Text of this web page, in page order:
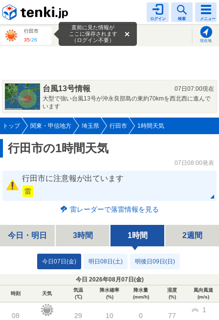
ログイン 検索 メニュー
行田市
35/26 現在地
直前に見た情報が
ここに保存されます
（ログイン不要）
台風13号情報
07日07:00現在
大型で強い台風13号が沖永良部島の東約70kmを西北西に進んで
います
トップ 関東・甲信地方 埼玉県 行田市 1時間天気
行田市の1時間天気
07日08:00発表
行田市に注意報が出ています
雷
雷レーダーで落雷情報を見る
今日・明日 3時間 1時間 2週間
今日07日(金) 明日08日(土) 明後日09日(日)
今日 2026年08月07日(金)
時刻 天気
気温
(℃)
降水確率
(%)
降水量
(mm/h)
湿度
(%)
風向風速
(m/s)
08
29 10 0 77
1